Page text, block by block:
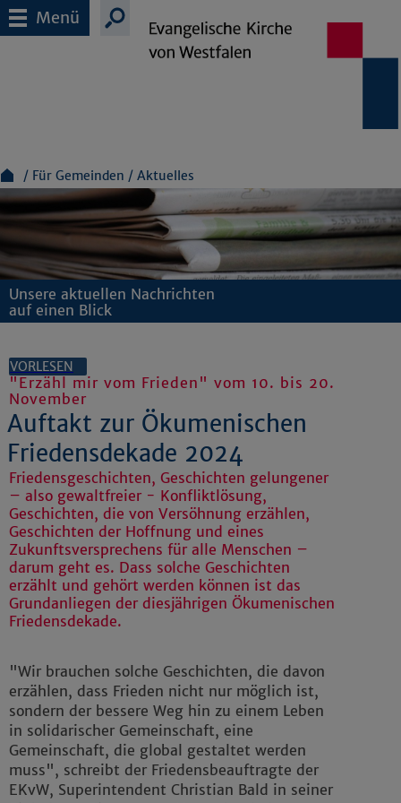
Menü
Für Gemeinden Aktuelles
Unsere aktuellen Nachrichten
auf einen Blick
VORLESEN
"Erzähl mir vom Frieden" vom 10. bis 20.
November
Auftakt zur Ökumenischen
Friedensdekade 2024
Friedensgeschichten, Geschichten gelungener
– also gewaltfreier - Konfliktlösung,
Geschichten, die von Versöhnung erzählen,
Geschichten der Hoffnung und eines
Zukunftsversprechens für alle Menschen –
darum geht es. Dass solche Geschichten
erzählt und gehört werden können ist das
Grundanliegen der diesjährigen Ökumenischen
Friedensdekade.
"Wir brauchen solche Geschichten, die davon
erzählen, dass Frieden nicht nur möglich ist,
sondern der bessere Weg hin zu einem Leben
in solidarischer Gemeinschaft, eine
Gemeinschaft, die global gestaltet werden
muss", schreibt der Friedensbeauftragte der
EKvW, Superintendent Christian Bald in seiner